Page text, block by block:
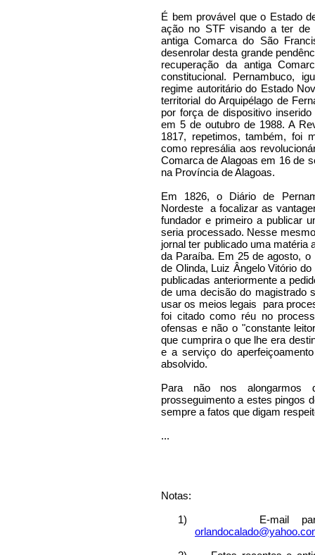
É bem provável que o Estado
ação no STF visando a ter de
antiga Comarca do São
desenrolar desta grande
recuperação da antiga
constitucional. Pernambuco,
regime autoritário do Estado
territorial do Arquipélago de
por força de dispositivo
em 5 de outubro de 1988. A
1817, repetimos, também, foi
como represália aos
Comarca de Alagoas em 16 de
na Província de Alagoas.
Em 1826, o Diário de
Nordeste a focalizar as
fundador e primeiro a publicar
seria processado. Nesse
jornal ter publicado uma matéria
da Paraíba. Em 25 de agosto,
de Olinda, Luiz Ângelo Vitório
publicadas anteriormente a
de uma decisão do magistrado
usar os meios legais
para
foi citado como réu no
ofensas e não o "constante
que cumprira o que lhe era
e a serviço do
absolvido.
Para não nos alongarmos
prosseguimento a estes pingos
sempre a fatos que digam
...
Notas:
1)
E-mail